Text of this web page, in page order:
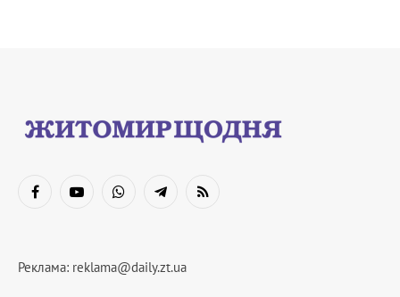
FacebookYouTubeWhatsAppTelegramRSS
Реклама: reklama@daily.zt.ua